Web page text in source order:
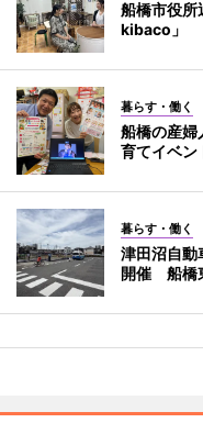
船橋市役所
kibaco」
暮らす・働く
船橋の産
育てイベン
暮らす・働く
津田沼自動
開催 船橋